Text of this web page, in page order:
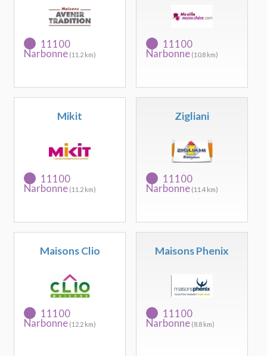
11100
Narbonne (11.2 km)
11100
Narbonne (10.8 km)
Mikit
11100
Narbonne (11.2 km)
Zigliani
11100
Narbonne (11.4 km)
Maisons Clio
11100
Narbonne (12.2 km)
Maisons Phenix
11100
Narbonne (8.8 km)